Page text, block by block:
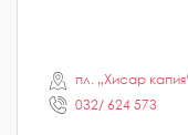
пл. „Хисар
032/ 624 573